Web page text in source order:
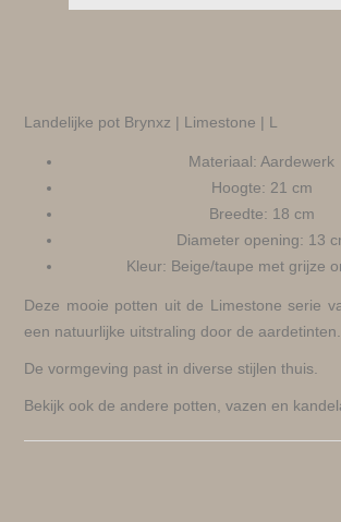
Landelijke pot Brynxz | Limestone | L
Materiaal: Aardewerk
Hoogte: 21 cm
Breedte: 18 cm
Diameter opening: 13
Kleur: Beige/taupe met grijze
Deze mooie potten uit de Limestone serie
een natuurlijke uitstraling door de aardetinten.
De vormgeving past in diverse stijlen thuis.
Bekijk ook de andere potten, vazen en